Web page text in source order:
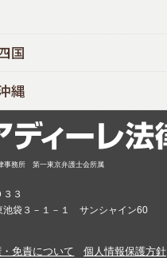
国
縄
事務所 第一東京弁護士会所属
３
池袋３－１－１ サンシャイン60
免責について 個人情報保護方針